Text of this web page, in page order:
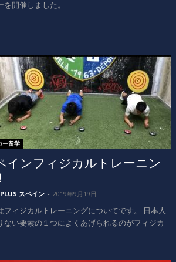
を開催しました。
ー留学
インフィジカルトレーニン
スペイン - 2019年9月19日
フィジカルトレーニングについてです。 日本人
ない要素の１つによくあげられるのがフィジカ